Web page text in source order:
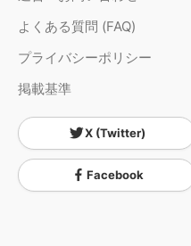
よくある質問 (FAQ)
プライバシーポリシー
掲載基準
X (Twitter)
Facebook